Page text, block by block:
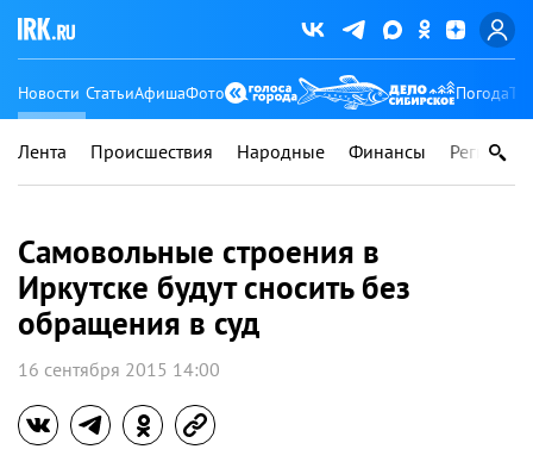
Новости СтатьиАфишаФото Погода
Лента Происшествия Народные Финансы Регионы
Самовольные строения в
Иркутске будут сносить без
обращения в суд
16 сентября 2015 14:00